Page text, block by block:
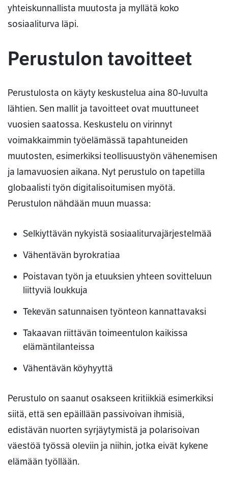
yhteiskunnallista muutosta ja myllätä koko
sosiaaliturva läpi.
Perustulon tavoitteet
Perustulosta on käyty keskustelua aina 80-luvulta
lähtien. Sen mallit ja tavoitteet ovat muuttuneet
vuosien saatossa. Keskustelu on virinnyt
voimakkaimmin työelämässä tapahtuneiden
muutosten, esimerkiksi teollisuustyön vähenemisen
ja lamavuosien aikana. Nyt perustulo on tapetilla
globaalisti työn digitalisoitumisen myötä.
Perustulon nähdään muun muassa:
Selkiyttävän nykyistä sosiaaliturvajärjestelmää
Vähentävän byrokratiaa
Poistavan työn ja etuuksien yhteen sovitteluun
liittyviä loukkuja
Tekevän satunnaisen työnteon kannattavaksi
Takaavan riittävän toimeentulon kaikissa
elämäntilanteissa
Vähentävän köyhyyttä
Perustulo on saanut osakseen kritiikkiä esimerkiksi
siitä, että sen epäillään passivoivan ihmisiä,
edistävän nuorten syrjäytymistä ja polarisoivan
väestöä työssä oleviin ja niihin, jotka eivät kykene
elämään työllään.